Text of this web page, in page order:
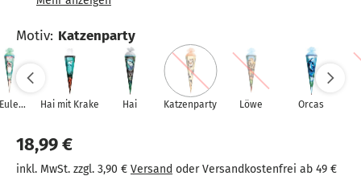
Schulutensilien und kleine Überraschungen.
Sechseckige Form: Verhindert das Wegrollen und
sorgt für eine angenehme Handhabung.
Orangefarbener Tüllverschluss: Sichert den Inhalt
und verleiht der Schultüte eine lebendige Optik.
Motiv: Katzenparty
Eule
Hai mit Krake Hai Katzenparty Löwe Orcas
18,99 €
inkl. MwSt. zzgl. 3,90 € Versand oder Versandkostenfrei ab 49 €